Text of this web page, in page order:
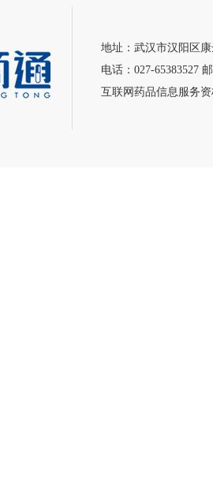
地址：武汉市汉阳区
电话：027-65383527
互联网药品信息服务